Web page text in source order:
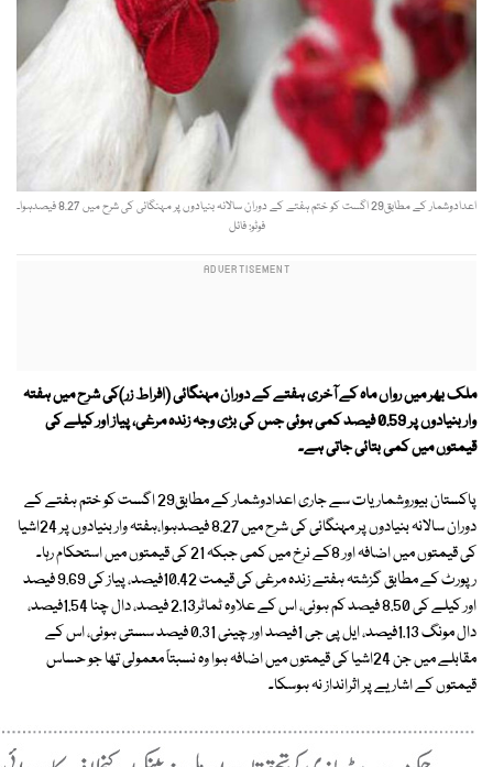
اعدادوشمار کے مطابق29 اگست کو ختم ہفتے کے دوران سالانہ بنیادوں پر مہنگائی کی شرح میں 8.27 فیصدہوا۔
فوٹو: فائل
ملک بھر میں رواں ماہ کے آخری ہفتے کے دوران مہنگائی (افراط زر)کی شرح میں ہفتہ
وار بنیادوں پر 0.59 فیصد کمی ہوئی جس کی بڑی وجہ زندہ مرغی، پیاز اور کیلے کی
قیمتوں میں کمی بتائی جاتی ہے۔
پاکستان بیوروشماریات سے جاری اعدادوشمار کے مطابق29 اگست کو ختم ہفتے کے
دوران سالانہ بنیادوں پر مہنگائی کی شرح میں 8.27 فیصدہوا،ہفتہ وار بنیادوں پر 24اشیا
کی قیمتوں میں اضافہ اور 8کے نرخ میں کمی جبکہ 21 کی قیمتوں میں استحکام رہا۔
رپورٹ کے مطابق گزشتہ ہفتے زندہ مرغی کی قیمت 10.42فیصد، پیاز کی 9.69 فیصد
اور کیلے کی 8.50 فیصد کم ہوئی، اس کے علاوہ ٹماٹر2.13 فیصد، دال چنا 1.54فیصد،
دال مونگ 1.13فیصد، ایل پی جی 1فیصد اور چینی 0.31 فیصد سستی ہوئی، اس کے
مقابلے میں جن 24اشیا کی قیمتوں میں اضافہ ہوا وہ نسبتاً معمولی تھا جو حساس
قیمتوں کے اشاریے پر اثرانداز نہ ہوسکا۔